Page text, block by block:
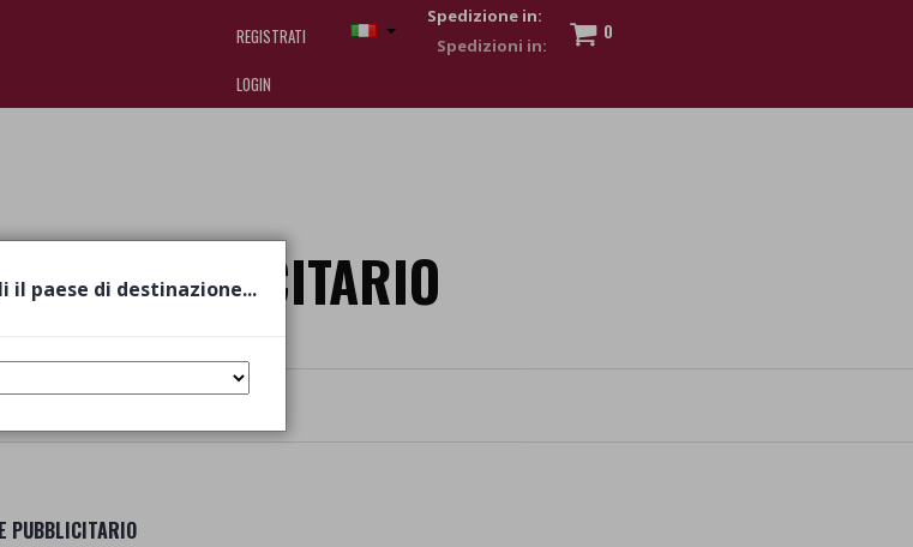
REGISTRATI
LOGIN
Spedizione in:
0
replica watches.
PUBBLICITARIO
PUBBLICITARIO
il paese di destinazione...